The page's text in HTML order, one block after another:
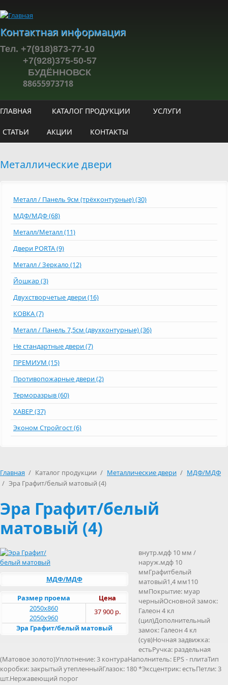
Контактная информация
Тел. +7(918)873-77-10
+7(928)375-50-57
БУДЁННОВСК
88655973718
ГЛАВНАЯ КАТАЛОГ ПРОДУКЦИИ УСЛУГИ
СТАТЬИ АКЦИИ КОНТАКТЫ
Металлические двери
Металл / Панель 9см (трёхконтурные) (30)
МДФ/МДФ (68)
Металл/Металл (11)
Двери PORTA (9)
Металл / Зеркало (12)
Йошкар (3)
Двухстворчетые двери (16)
КОВКА (7)
Металл / Панель 7,5см (двухконтурные) (36)
Не стандартные двери (7)
ПРЕМИУМ (15)
Противопожарные двери (2)
Терморазрыв (60)
ХАВЕР (37)
Эконом Стройгост (6)
Главная / Каталог продукции / Металлические двери / МДФ/МДФ
/ Эра Графит/белый матовый (4)
Эра Графит/белый
матовый (4)
МДФ/МДФ
Цена
Размер проема
37 900 р.
2050х860
2050х960
Эра Графит/белый матовый
внутр.мдф 10 мм /
наруж.мдф 10
ммГрафитбелый
матовый1,4 мм110
ммПокрытие: муар
черныйОсновной замок:
Галеон 4 кл
(цил)Дополнительный
замок: Галеон 4 кл
(сув)Ночная задвижка:
естьРучка: раздельная
(Матовое золото)Уплотнение: 3 контураНаполнитель: EPS - плитаТип
коробки: закрытый утепленныйГлазок: 180 *Эксцентрик: естьПетли: 3
шт.Нержавеющий порог